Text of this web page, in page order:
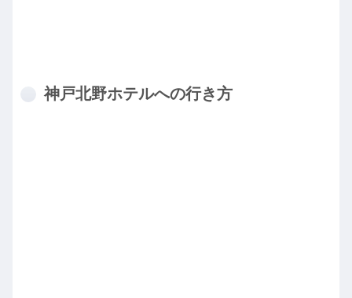
神戸北野ホテルへの行き方